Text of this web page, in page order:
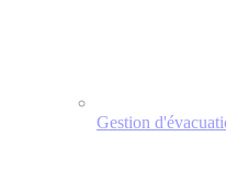
Gestion